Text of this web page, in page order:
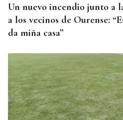
Un nuevo incendio junto a
a los vecinos de Ourense:
da miña casa”